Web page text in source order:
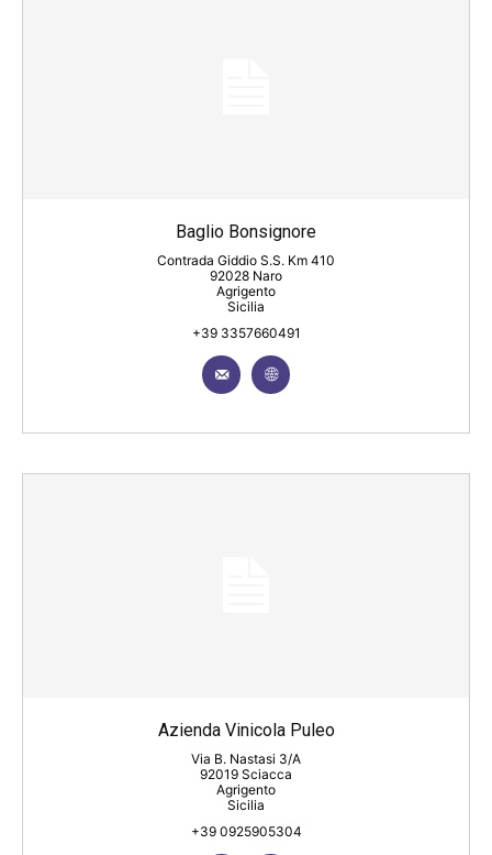
Baglio Bonsignore
Contrada Giddio S.S. Km 410
92028 Naro
Agrigento
Sicilia
+39 3357660491
Azienda Vinicola Puleo
Via B. Nastasi 3/A
92019 Sciacca
Agrigento
Sicilia
+39 0925905304